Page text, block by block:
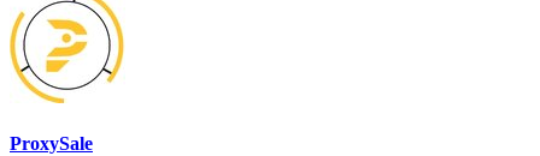
ProxySale